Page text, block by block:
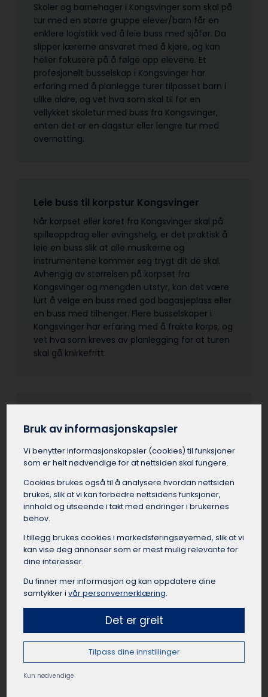
Skoler og barnehager i Kongsvinger som skal på
tur med en større gruppe elever/barn får en
enklere logistikk ved å leie buss med sjåfør. Da
slipper lærerne ansvaret med å kjøre, og kan
heller fokusere på å følge opp elevene. Et
profesjonelt busselskap i Kongsvinger har
erfaring med å planlegge turer tilpasset barn i
ulike aldre, og vet hva som skal til for en
vellykket skoletur med buss fra Kongsvinger,
enten det er en dagstur eller lengre tur med
overnatting.
Leie buss til korpstur Kongsvinger
Når korpset eller koret fra Kongsvinger skal på
spilleoppdrag eller øvingshelg, er det praktisk å
leie en buss slik at alle musikerne og
instrumentene kommer seg trygt dit de skal.
Avhengig av størrelsen på korpset fra
Kongsvinger og mengden utstyr, kan det være
lurt å velge en buss med god bagasjeplass eller
en buss med tilhenger. Flere busselskaper i
Kongsvinger har erfaring med å frakte korps, og
vet hva som kreves av planlegging for at turen
skal gå knirkefritt.
For skoleklasser fra Kongsvinger som skal på
leirskole er buss et trygt og miljøvennlig
transportalternativ. Elevene får en fin
Kongsvinger som gruppe til leirskolestedet.
Busselskapet i Kongsvinger kan bistå med å
finne en egnet buss med god plass til bagasje,
leirskoleturer før. Med en leiebuss er reisen til
leirskolen fra Kongsvinger en komfortabel og
sosial start på oppholdet.
Leie buss til lag og foreninger
Kongsvinger
Idrettslag, foreninger, klubber og organisasjoner
i Kongsvinger har mange anledninger til å leie
Bruk av informasjonskapsler
Vi benytter informasjons­kapsler (cookies) til funksjoner
som er helt nødvendige for at nettsiden skal fungere.
Cookies brukes også til å analysere hvordan nettsiden
brukes, slik at vi kan forbedre nettsidens funksjoner,
innhold og utseende i takt med endringer i brukernes
behov.
I tillegg brukes cookies i markedsførings­øyemed, slik at vi
kan vise deg annonser som er mest mulig relevante for
dine interesser.
Du finner mer informasjon og kan oppdatere dine
samtykker ivår personvernerklæring.
Det er greit
Tilpass dine innstillinger
Kun nødvendige